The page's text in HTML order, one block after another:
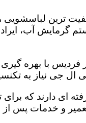
ترین لباسشویی
گرمایش آب،
فردیس با بهره
ال جی نیاز به
ای دارند که
و خدمات پس از